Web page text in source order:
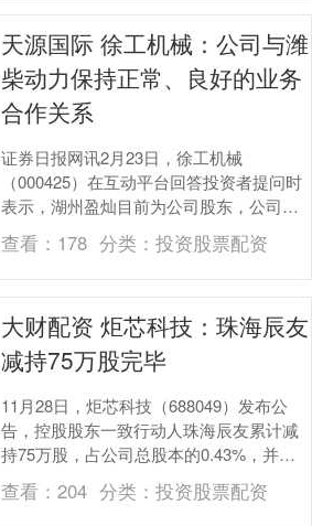
天源国际 徐工机械：公司与潍
柴动力保持正常、良好的业务
合作关系
证券日报网讯2月23日，徐工机械
（000425）在互动平台回答投资者提问时
表示，湖州盈灿目前为公司股东，公司与
潍柴动力（000338）保持正常、良好的业
务合作关....
查看： 178 分类： 投资股票配资
大财配资 炬芯科技：珠海辰友
减持75万股完毕
11月28日，炬芯科技（688049）发布公
告，控股股东一致行动人珠海辰友累计减
持75万股，占公司总股本的0.43%，并决
定提前终止减持计划。 2025年前三季....
查看：204 分类： 投资股票配资